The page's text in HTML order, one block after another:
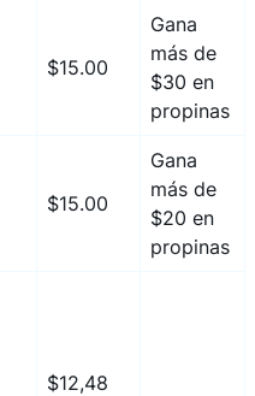
$15.00
Gana
más de
$30 en
propinas
$15.00
Gana
más de
$20 en
propinas
$12,48